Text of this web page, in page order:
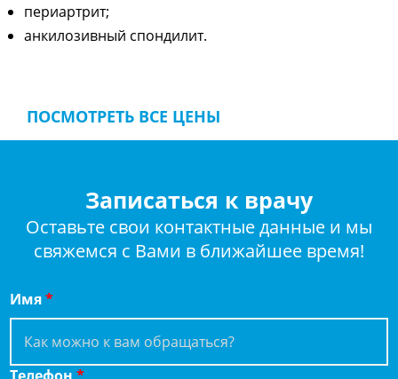
периартрит;
анкилозивный спондилит.
ПОСМОТРЕТЬ ВСЕ ЦЕНЫ
Записаться к врачу
Оставьте свои контактные данные и мы
свяжемся с Вами в ближайшее время!
Имя*